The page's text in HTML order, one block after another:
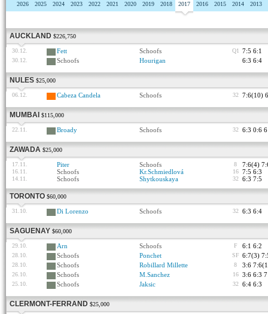
2026 2025 2024 2023 2022 2021 2020 2019 2018 2017 2016 2015 2014 2013
AUCKLAND $226,750
30.12. Fett Schoofs Q1 7:5 6:1
30.12. Schoofs Hourigan 6:3 6:4
NULES $25,000
06.12. Cabeza Candela Schoofs 32 7:6(10)
MUMBAI $115,000
22.11. Broady Schoofs 32 6:3 0:6
ZAWADA $25,000
17.11. Piter Schoofs 8 7:6(4)
16.11. Schoofs Kr.Schmiedlová 16 7:5 6:3
14.11. Schoofs Shytkouskaya 32 6:3 7:5
TORONTO $60,000
31.10. Di Lorenzo Schoofs 32 6:3 6:4
SAGUENAY $60,000
29.10. Arn Schoofs F 6:1 6:2
28.10. Schoofs Ponchet SF 6:7(3)
28.10. Schoofs Robillard Millette 8 3:6
26.10. Schoofs M.Sanchez 16 3:6 6:3
25.10. Schoofs Jaksic 32 6:4 6:3
CLERMONT-FERRAND $25,000